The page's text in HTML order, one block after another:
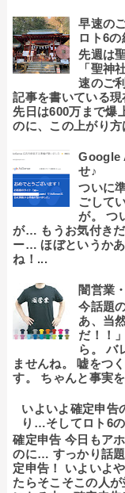
早速の
ロト6の
先週は
「聖神
速のご
記事を書いている
先日は600万まで爆
のに、この上がり
Google
せ♪
ついに
ごして
が。 つ
が… もうお気付き
ー… ほぼというか
ね！...
闇営業
今話題
あ、当
だ！！
ら。 バ
ませんね。 嘘をつ
す。 ちゃんと事実
いよいよ確定申告
り…そしてロト6の
確定申告 今日もア
のに… すっかり話
定申告！ いよいよ
たらそこそこの人